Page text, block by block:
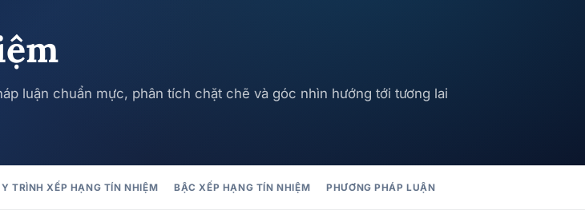
luận chuẩn mực, phân tích chặt chẽ và góc nhìn hướng tới tương lai
TRÌNH XẾP HẠNG TÍN NHIỆM BẬC XẾP HẠNG TÍN NHIỆM PHƯƠNG PHÁP LUẬN